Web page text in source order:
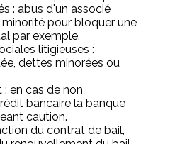
: abus d'un associé
pour bloquer une
par exemple.
litigieuses :
dettes minorées ou
en cas de non
bancaire la banque
caution.
du contrat de bail,